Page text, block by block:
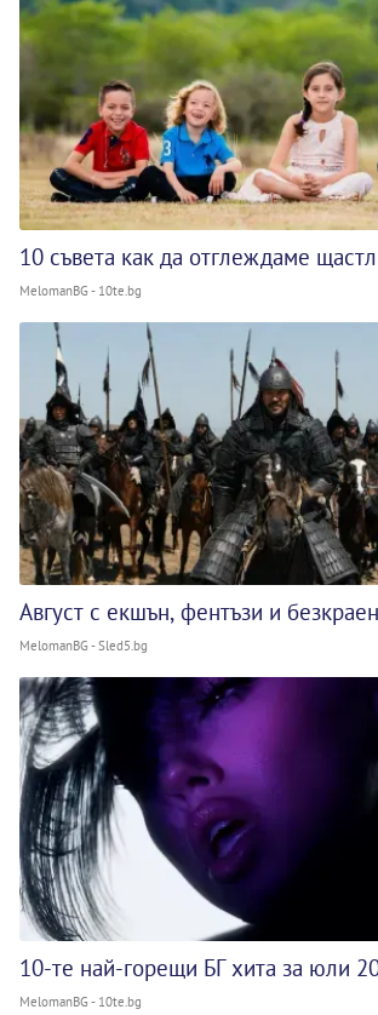
10 съвета как да отглеждаме
MelomanBG - 10te.bg
Август с екшън, фентъзи и
MelomanBG - Sled5.bg
10-те най-горещи БГ хита за юли
MelomanBG - 10te.bg